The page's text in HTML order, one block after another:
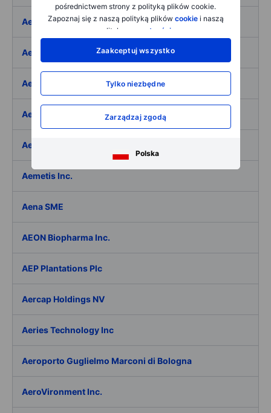
pośrednictwem strony z polityką plików cookie.
Zapoznaj się z naszą polityką plików cookiei naszą
polityką
prywatności
Zaakceptuj wszystko
Tylko niezbędne
Zarządzaj zgodą
Polska
Aeffe
Aegon Ltd
Aegon Ltd. - ADR
Aehr Test Systems
Aeluma Inc.
Aemetis Inc.
Aena SME
AEON Biopharma Inc.
AEP Plantations Plc
Aercap Holdings NV
Aeries Technology Inc
Aeroporto Guglielmo Marconi di Bologna
AeroVironment Inc.